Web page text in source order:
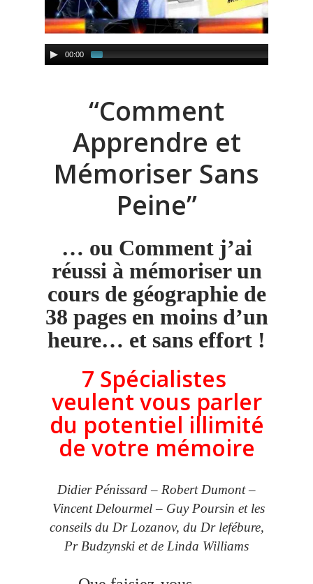
“Comment
Apprendre et
Mémoriser Sans
Peine”
… ou Comment j’ai
réussi à mémoriser un
cours de géographie de
38 pages en moins d’un
heure… et sans effort !
7 Spécialistes
veulent vous parler
du potentiel illimité
de votre mémoire
Didier Pénissard – Robert Dumont –
Vincent Delourmel – Guy Poursin et les
conseils du Dr Lozanov, du Dr lefébure,
Pr Budzynski et de Linda Williams